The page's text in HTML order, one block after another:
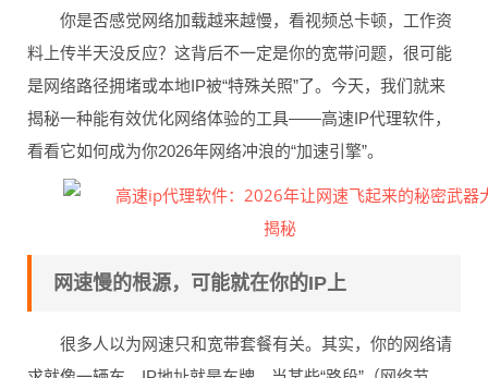
你是否感觉网络加载越来越慢，看视频总卡顿，工作资
料上传半天没反应？这背后不一定是你的宽带问题，很可能
是网络路径拥堵或本地IP被“特殊关照”了。今天，我们就来
揭秘一种能有效优化网络体验的工具——高速IP代理软件，
看看它如何成为你2026年网络冲浪的“加速引擎”。
网速慢的根源，可能就在你的IP上
很多人以为网速只和宽带套餐有关。其实，你的网络请